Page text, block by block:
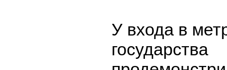
У входа в
государства